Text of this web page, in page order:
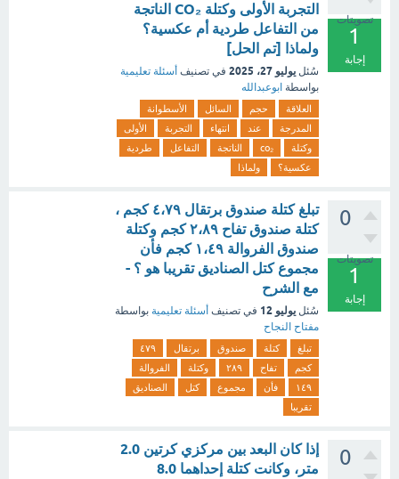
تصويتات
1
إجابة
التجربة الأولى وكتلة CO₂ الناتجة
من التفاعل طردية أم عكسية؟
ولماذا [تم الحل]
سُئل يوليو 27، 2025 في تصنيف أسئلة تعليمية
بواسطة ابوعبدالله
العلاقة حجم السائل
الأسطوانة
المدرجة
عند انتهاء التجربة
الأولى
وكتلة
co₂ الناتجة التفاعل
طردية
عكسية؟
ولماذا
0
تصويتات
1
إجابة
تبلغ كتلة صندوق برتقال ٤،٧٩ كجم ،
كتلة صندوق تفاح ٢،٨٩ كجم وكتلة
صندوق الفروالة ١،٤٩ كجم فأن
مجموع كتل الصناديق تقريبا هو ؟ -
مع الشرح
سُئل يوليو 12 في تصنيف أسئلة تعليمية بواسطة
مفتاح النجاح
تبلغ كتلة صندوق برتقال
٤٧٩
كجم
تفاح ٢٨٩ وكتلة
الفروالة
١٤٩
فأن مجموع كتل
الصناديق
تقريبا
0
إذا كان البعد بين مركزي كرتين 2.0
متر، وكانت كتلة إحداهما 8.0